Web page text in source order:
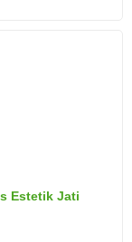
Estetik Jati